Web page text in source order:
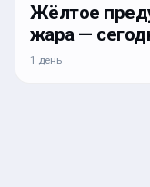
Жёлтое
жара —
1 день